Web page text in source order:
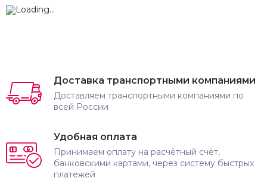
Доставка транспортными компаниями
Доставляем транспортными компаниями по
всей России
Удобная оплата
Принимаем оплату на расчётный счёт,
банковскими картами, через систему быстрых
платежей